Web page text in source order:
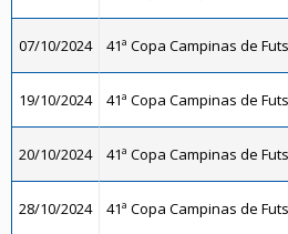
07/10/2024 41ª Copa Campinas de
19/10/2024 41ª Copa Campinas de
20/10/2024 41ª Copa Campinas de
28/10/2024 41ª Copa Campinas de